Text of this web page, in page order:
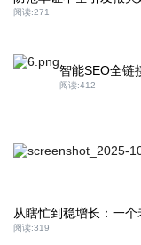
阅读:271
智能SEO全链
阅读:412
从瞎忙到稳增长：一
阅读:319